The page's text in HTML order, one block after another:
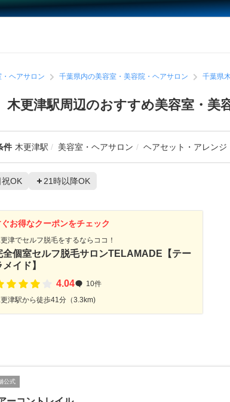
ヘアサロン 千葉県内の美容室・美容院・ヘアサロン
千葉県
木更津駅周辺のおすすめ美容室・美
件 木更津駅 美容室・ヘアサロン ヘアセット・アレンジ
祝OK 21時以降OK
お得なクーポンをチェック
津でセルフ脱毛をするならココ！
全個室セルフ脱毛サロンTELAMADE【テー
メイド】
4.04
10件
津駅から徒歩41分（3.3km)
公式